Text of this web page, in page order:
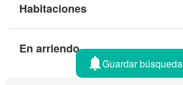
Habitaciones
En arriendo
Guardar búsqueda